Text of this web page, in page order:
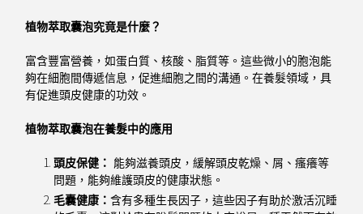
植物萃取囊泡究竟是什麼？
富含豐富營養，如蛋白質、核酸、脂質等。這些微小的胞泡能
夠在細胞間傳遞信息，促進細胞之間的溝通。在養髮領域，具
有促進頭皮健康的功效。
植物萃取囊泡在養髮中的應用
頭皮保健：
能夠滋養頭皮，緩解頭皮乾燥、屑、瘙癢等
問題，能夠維護頭皮的健康狀態。
毛囊健康：含有多種生長因子，這些因子有助於激活沉睡